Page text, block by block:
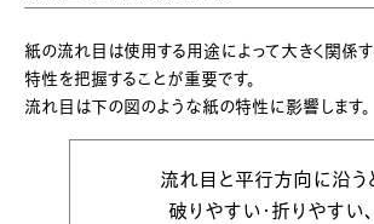
紙の流れ目は使用する用途によって大きく関係す
特性を把握することが重要です。
流れ目は下の図のような紙の特性に影響します。
流れ目と平行方向に沿う
破りやすい・折りやすい、